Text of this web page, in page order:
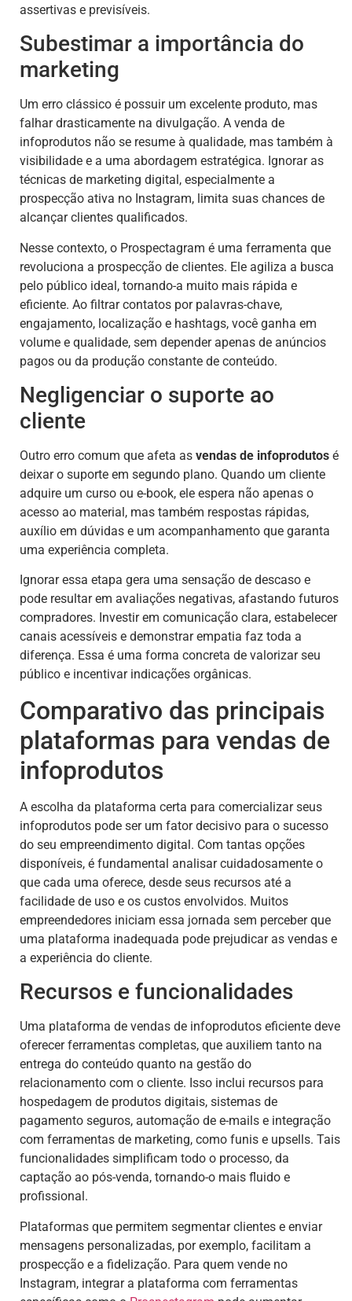
assertivas e previsíveis.
Subestimar a importância do
marketing
Um erro clássico é possuir um excelente produto, mas
falhar drasticamente na divulgação. A venda de
infoprodutos não se resume à qualidade, mas também à
visibilidade e a uma abordagem estratégica. Ignorar as
técnicas de marketing digital, especialmente a
prospecção ativa no Instagram, limita suas chances de
alcançar clientes qualificados.
Nesse contexto, o Prospectagram é uma ferramenta que
revoluciona a prospecção de clientes. Ele agiliza a busca
pelo público ideal, tornando-a muito mais rápida e
eficiente. Ao filtrar contatos por palavras-chave,
engajamento, localização e hashtags, você ganha em
volume e qualidade, sem depender apenas de anúncios
pagos ou da produção constante de conteúdo.
Negligenciar o suporte ao
cliente
Outro erro comum que afeta as vendas de infoprodutos é
deixar o suporte em segundo plano. Quando um cliente
adquire um curso ou e-book, ele espera não apenas o
acesso ao material, mas também respostas rápidas,
auxílio em dúvidas e um acompanhamento que garanta
uma experiência completa.
Ignorar essa etapa gera uma sensação de descaso e
pode resultar em avaliações negativas, afastando futuros
compradores. Investir em comunicação clara, estabelecer
canais acessíveis e demonstrar empatia faz toda a
diferença. Essa é uma forma concreta de valorizar seu
público e incentivar indicações orgânicas.
Comparativo das principais
plataformas para vendas de
infoprodutos
A escolha da plataforma certa para comercializar seus
infoprodutos pode ser um fator decisivo para o sucesso
do seu empreendimento digital. Com tantas opções
disponíveis, é fundamental analisar cuidadosamente o
que cada uma oferece, desde seus recursos até a
facilidade de uso e os custos envolvidos. Muitos
empreendedores iniciam essa jornada sem perceber que
uma plataforma inadequada pode prejudicar as vendas e
a experiência do cliente.
Recursos e funcionalidades
Uma plataforma de vendas de infoprodutos eficiente deve
oferecer ferramentas completas, que auxiliem tanto na
entrega do conteúdo quanto na gestão do
relacionamento com o cliente. Isso inclui recursos para
hospedagem de produtos digitais, sistemas de
pagamento seguros, automação de e-mails e integração
com ferramentas de marketing, como funis e upsells. Tais
funcionalidades simplificam todo o processo, da
captação ao pós-venda, tornando-o mais fluido e
profissional.
Plataformas que permitem segmentar clientes e enviar
mensagens personalizadas, por exemplo, facilitam a
prospecção e a fidelização. Para quem vende no
Instagram, integrar a plataforma com ferramentas